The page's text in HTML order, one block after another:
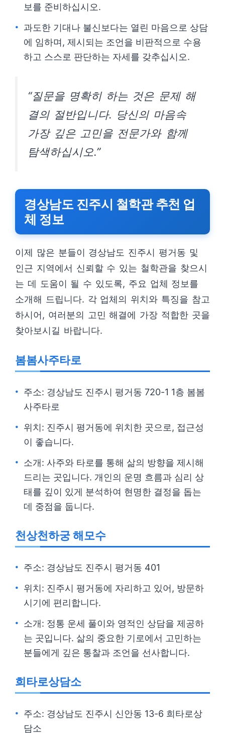
보를 준비하십시오.
과도한 기대나 불신보다는 열린 마음으로 상담
에 임하며, 제시되는 조언을 비판적으로 수용
하고 스스로 판단하는 자세를 갖추십시오.
“질문을 명확히 하는 것은 문제 해
결의 절반입니다. 당신의 마음속
가장 깊은 고민을 전문가와 함께
탐색하십시오.”
경상남도 진주시 철학관 추천 업
체 정보
이제 많은 분들이 경상남도 진주시 평거동 및
인근 지역에서 신뢰할 수 있는 철학관을 찾으시
는 데 도움이 될 수 있도록, 주요 업체 정보를
소개해 드립니다. 각 업체의 위치와 특징을 참고
하시어, 여러분의 고민 해결에 가장 적합한 곳을
찾아보시길 바랍니다.
봄봄사주타로
주소: 경상남도 진주시 평거동 720-1 1층 봄봄
사주타로
위치: 진주시 평거동에 위치한 곳으로, 접근성
이 좋습니다.
소개: 사주와 타로를 통해 삶의 방향을 제시해
드리는 곳입니다. 개인의 운명 흐름과 심리 상
태를 깊이 있게 분석하여 현명한 결정을 돕는
데 중점을 둡니다.
천상천하궁 해모수
주소: 경상남도 진주시 평거동 401
위치: 진주시 평거동에 자리하고 있어, 방문하
시기에 편리합니다.
소개: 정통 운세 풀이와 영적인 상담을 제공하
는 곳입니다. 삶의 중요한 기로에서 고민하는
분들에게 깊은 통찰과 조언을 선사합니다.
희타로상담소
주소: 경상남도 진주시 신안동 13-6 희타로상
담소